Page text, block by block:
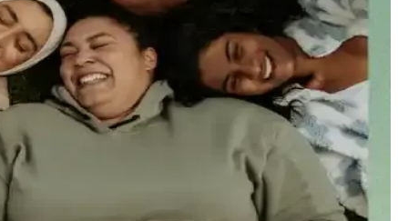
uygun stil önerileriyle ele alınıyor.
yansıtır ve rahatlık sunar.
kullanıcı deneyimleriyle değerlendiriliyor.